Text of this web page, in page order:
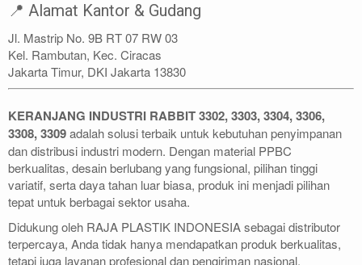
📍 Alamat Kantor & Gudang
Jl. Mastrip No. 9B RT 07 RW 03
Kel. Rambutan, Kec. Ciracas
Jakarta Timur, DKI Jakarta 13830
KERANJANG INDUSTRI RABBIT 3302, 3303, 3304, 3306,
3308, 3309adalah solusi terbaik untuk kebutuhan penyimpanan
dan distribusi industri modern. Dengan material PPBC
berkualitas, desain berlubang yang fungsional, pilihan tinggi
variatif, serta daya tahan luar biasa, produk ini menjadi pilihan
tepat untuk berbagai sektor usaha.
Didukung oleh RAJA PLASTIK INDONESIA sebagai distributor
terpercaya, Anda tidak hanya mendapatkan produk berkualitas,
tetapi juga layanan profesional dan pengiriman nasional.